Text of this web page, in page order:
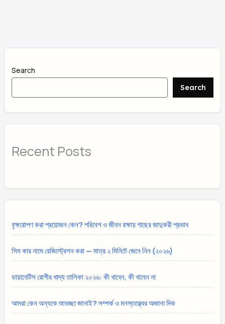
Search
Search
Recent Posts
বৃক্ষরোপণ করা প্রয়োজন কেন? পরিবেশ ও জীবন রক্ষায় গাছের জাদুকরী প্রভাব
সিম কার নামে রেজিস্ট্রেশন করা — মাত্র ২ মিনিটে জেনে নিন (২০২৬)
ডায়াবেটিস রোগীর খাদ্য তালিকা ২০২৬: কী খাবেন, কী খাবেন না
আমরা কেন অন্যকে শুভেচ্ছা জানাই? সম্পর্ক ও মনস্তত্ত্বের অজানা দিক